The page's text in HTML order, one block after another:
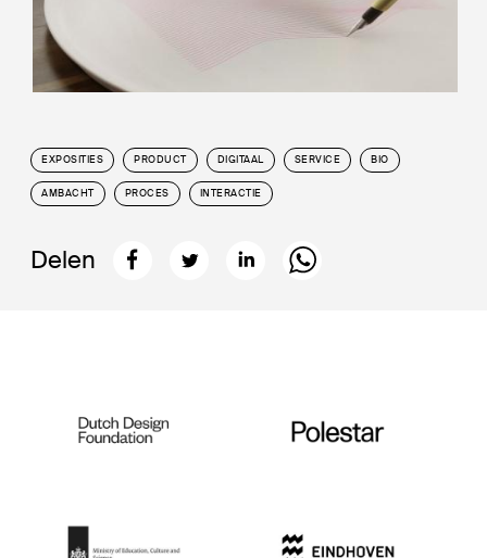
EXPOSITIES PRODUCT DIGITAAL SERVICE BIO
AMBACHT PROCES INTERACTIE
Delen